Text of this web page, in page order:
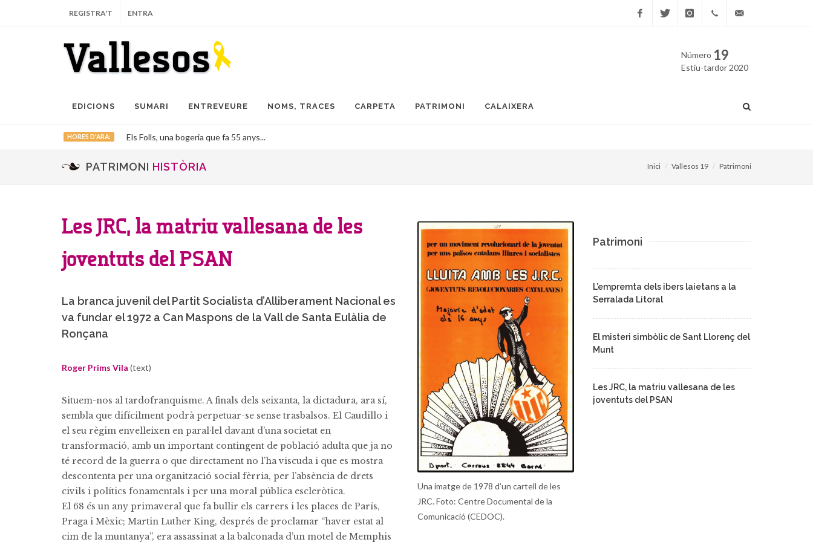
REGISTRA'T ENTRA
40 40
Número 19
Estiu-tardor 2020
EDICIONS SUMARI ENTREVEURE NOMS, TRACES CARPETA PATRIMONI CALAIXERA
HORES D'ARA: Els Folls, una bogeria que fa 55 anys...
PATRIMONI HISTÒRIA Inici Vallesos 19 Patrimoni
Les JRC, la matriu vallesana de les
joventuts del PSAN
La branca juvenil del Partit Socialista d’Alliberament Nacional es
va fundar el 1972 a Can Maspons de la Vall de Santa Eulàlia de
Ronçana
Roger Prims Vila (text)
Situem-nos al tardofranquisme. A finals dels seixanta, la dictadura, ara sí,
sembla que difícilment podrà perpetuar-se sense trasbalsos. El Caudillo i
el seu règim envelleixen en paral·lel davant d’una societat en
transformació, amb un important contingent de població adulta que ja no
té record de la guerra o que directament no l’ha viscuda i que es mostra
descontenta per una organització social fèrria, per l’absència de drets
civils i polítics fonamentals i per una moral pública escleròtica.
El 68 és un any primaveral que fa bullir els carrers i les places de París,
Praga i Mèxic; Martin Luther King, després de proclamar “haver estat al
cim de la muntanya”, era assassinat a la balconada d’un motel de Memphis
Una imatge de 1978 d’un cartell de les
JRC. Foto: Centre Documental de la
Comunicació (CEDOC).
Patrimoni
L’empremta dels ibers laietans a la
Serralada Litoral
El misteri simbòlic de Sant Llorenç del
Munt
Les JRC, la matriu vallesana de les
joventuts del PSAN